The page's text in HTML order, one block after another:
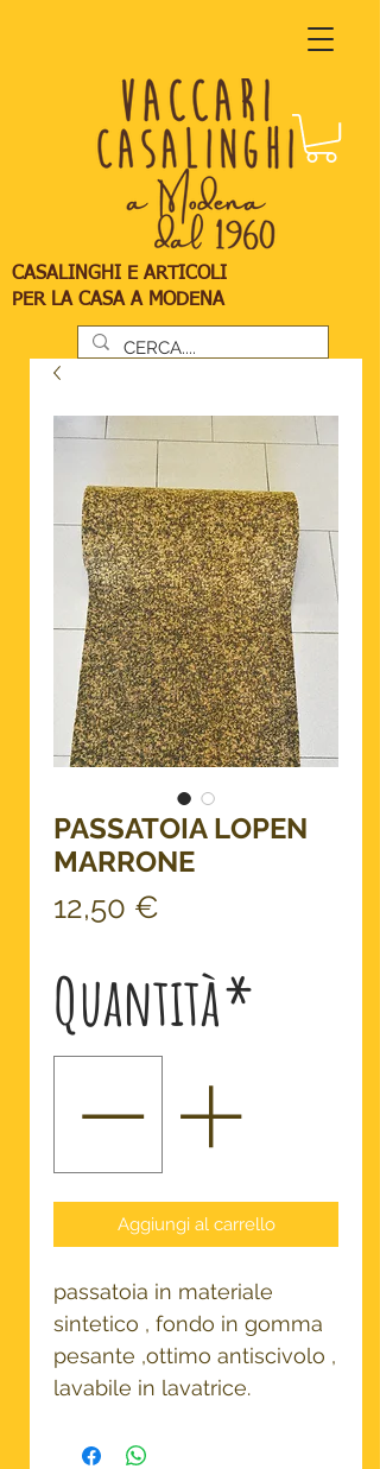
CASALINGHI E ARTICOLI
PER LA CASA A MODENA
PASSATOIA LOPEN
MARRONE
12,50 €
Quantità*
Aggiungi al carrello
passatoia in materiale
sintetico , fondo in gomma
pesante ,ottimo antiscivolo ,
lavabile in lavatrice.